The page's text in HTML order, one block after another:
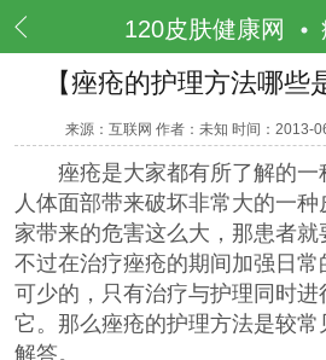
120皮肤健康网
【痤疮的护理方法哪些
来源：互联网 作者：未知 时间：2013-
痤疮是大家都有所了解的一
人体面部带来破坏非常大的一
家带来的危害这么大，那患者就
不过在治疗痤疮的期间加强日
可少的，只有治疗与护理同时
它。那么痤疮的护理方法是较常
解答。